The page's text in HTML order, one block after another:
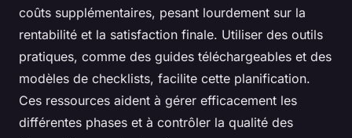
coûts supplémentaires, pesant lourdement sur la
rentabilité et la satisfaction finale. Utiliser des outils
pratiques, comme des guides téléchargeables et des
modèles de checklists, facilite cette planification.
Ces ressources aident à gérer efficacement les
différentes phases et à contrôler la qualité des